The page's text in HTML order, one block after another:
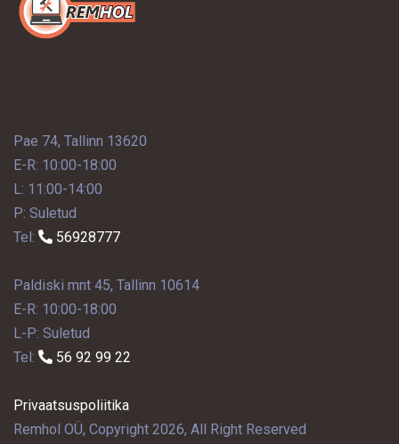
Pae 74, Tallinn 13620
E-R: 10:00-18:00
L: 11:00-14:00
P: Suletud
Tel:
56928777
Paldiski mnt 45, Tallinn 10614
E-R: 10:00-18:00
L-P: Suletud
Tel:
56 92 99 22
Privaatsuspoliitika
Remhol OÜ, Copyright 2026, All Right Reserved